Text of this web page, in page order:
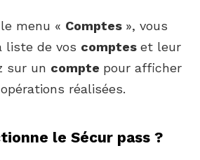
menu « Comptes », vous
liste de vos comptes et leur
sur un compte pour afficher
réalisées.
le Sécur pass ?